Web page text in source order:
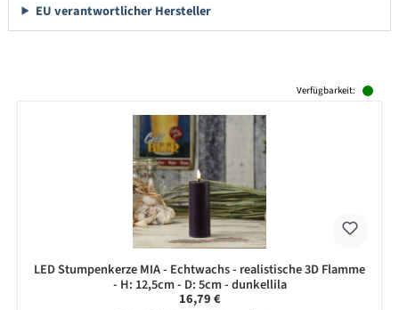
EU verantwortlicher Hersteller
Verfügbarkeit:
LED Stumpenkerze MIA - Echtwachs - realistische 3D Flamme
- H: 12,5cm - D: 5cm - dunkellila
Regulärer Preis:
16,79 €